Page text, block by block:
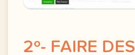
2º- FAIRE DES